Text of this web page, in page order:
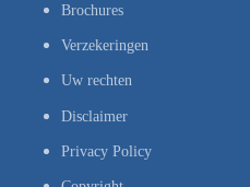
Brochures
Verzekeringen
Uw rechten
Disclaimer
Privacy Policy